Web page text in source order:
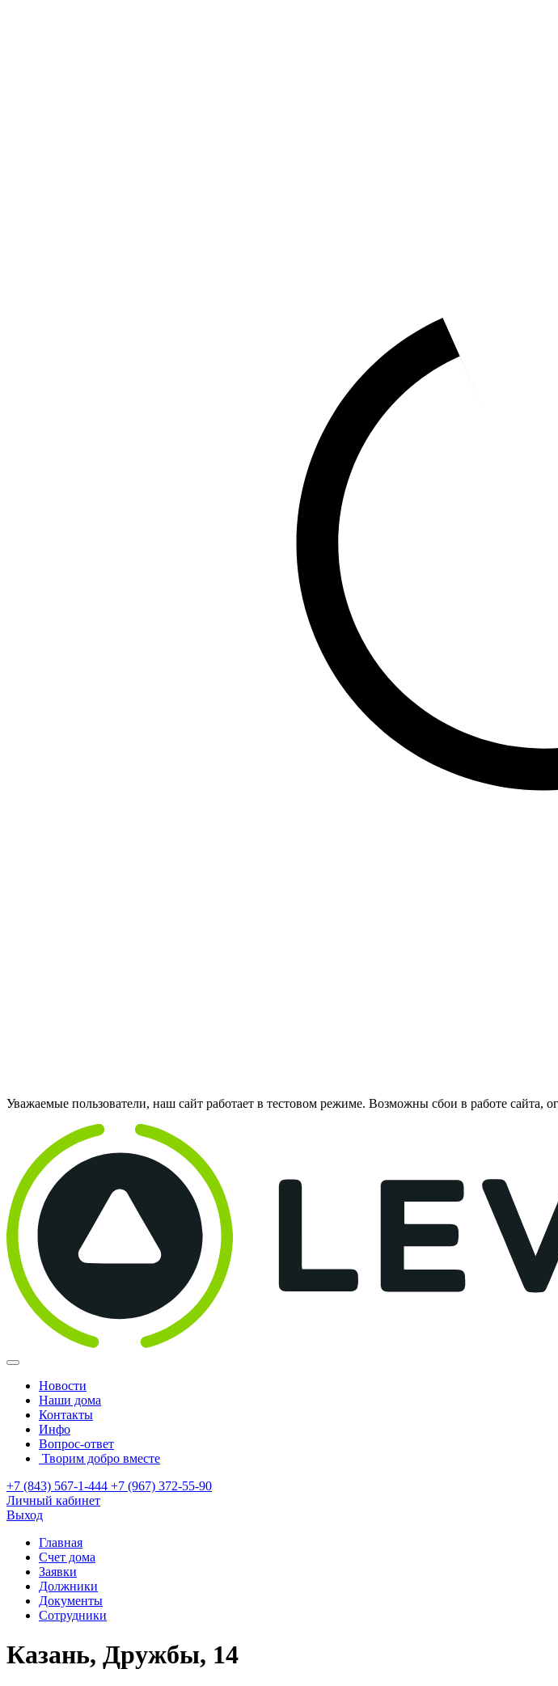
Уважаемые пользователи, наш сайт работает в тестовом режиме. Возможны сбои в работе
Новости
Наши дома
Контакты
Инфо
Вопрос-ответ
Творим добро вместе
+7 (843) 567-1-444 +7 (967) 372-55-90
Личный кабинет
Выход
Главная
Счет дома
Заявки
Должники
Документы
Сотрудники
Казань, Дружбы, 14